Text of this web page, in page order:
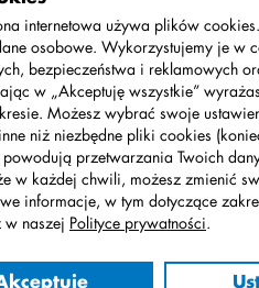
internetowa używa plików
osobowe. Wykorzystujemy je w
bezpieczeństwa i reklamowych
w „Akceptuję wszystkie”
Możesz wybrać swoje
niż niezbędne pliki cookies
przetwarzania Twoich
w każdej chwili, możesz zmienić
informacje, w tym dotyczące
w naszej Polityce prywatności.
Turyn
Job
związane z
Ignatowicz Famous
Job
My Dream Job
Co nieco o mewach